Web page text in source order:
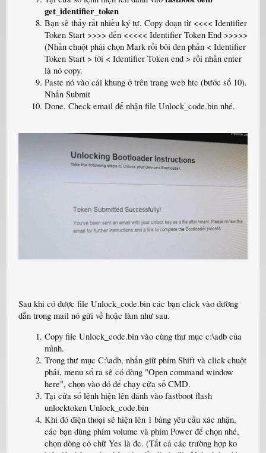
get_identifier_token
Bạn sẽ thấy rất nhiều ký tự. Copy đoạn từ <<<< Identifier
Token Start >>>> đến <<<<< Identifier Token End >>>>>
(Nhấn chuột phải chọn Mark rồi bôi đen phần < Identifier
Token Start > tới < Identifier Token end > rồi nhấn enter
là nó copy.
Paste nó vào cái khung ở trên trang web htc (bước số 10).
Nhấn Submit
Done. Check email để nhận file Unlock_code.bin nhé.
Sau khi có được file Unlock_code.bin các bạn click vào đường
dẫn trong mail nó gửi về hoặc làm như sau.
Copy file Unlock_code.bin vào cùng thư mục c:\adb của
mình.
Trong thư mục C:\adb, nhấn giữ phím Shift và click chuột
phải, menu sổ ra sẽ có dòng "Open command window
here", chọn vào đó để chạy cửa sổ CMD.
Tại cửa sổ lệnh hiện lên đánh vào fastboot flash
unlocktoken Unlock_code.bin
Khi đó điện thoại sẽ hiện lên 1 bảng yêu cầu xác nhận,
các bạn dùng phím volume và phím Power để chọn nhé,
chọn dòng có chữ Yes là đc. (Tất cả các trường hợp ko